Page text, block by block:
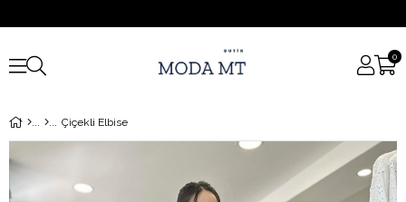
0
Çiçekli Elbise